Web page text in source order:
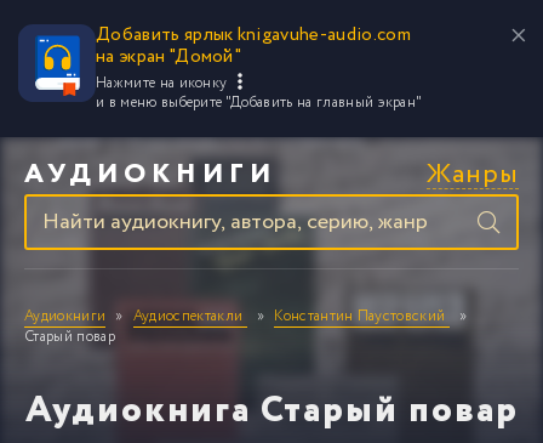
Добавить ярлык knigavuhe-audio.com
на экран "Домой"
Нажмите на иконку
и в меню выберите "Добавить на главный экран"
АУДИОКНИГИ Жанры
Аудиокниги Аудиоспектакли
Константин Паустовский
Старый повар
Аудиокнига Старый повар